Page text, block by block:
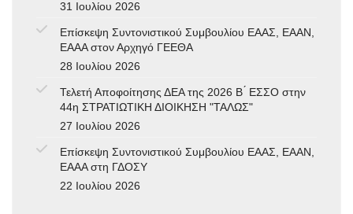
31 Ιουλίου 2026
Επίσκεψη Συντονιστικού Συμβουλίου ΕΑΑΣ, ΕΑΑΝ,
ΕΑΑΑ στον Αρχηγό ΓΕΕΘΑ
28 Ιουλίου 2026
Τελετή Αποφοίτησης ΔΕΑ της 2026 Β ́ ΕΣΣΟ στην
44η ΣΤΡΑΤΙΩΤΙΚΗ ΔΙΟΙΚΗΣΗ "ΤΑΛΩΣ"
27 Ιουλίου 2026
Επίσκεψη Συντονιστικού Συμβουλίου ΕΑΑΣ, ΕΑΑΝ,
ΕΑΑΑ στη ΓΔΟΣΥ
22 Ιουλίου 2026